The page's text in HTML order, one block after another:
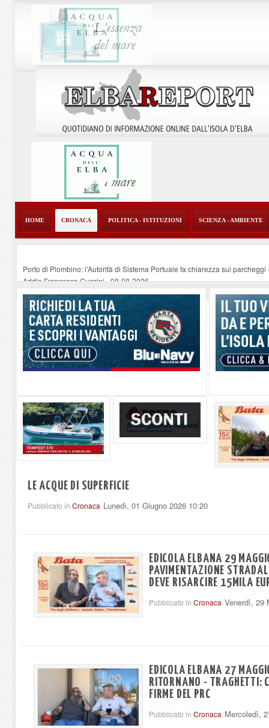
HOME CRONACA POLITICA - ISTITUZIONI SCIENZA - AMBIENTE
Porto di Piombino: l’Autorità di Sistema Portuale fa chiarezza sui parcheggi
Addio Francesco Guccini-08-08-2026
Per Armonie Marciana Marina Festival il concerto American Dream con il
Disservizi nella raccolta rifiuti a Rio Marina, la nota di ESA
08-08-2026
Domenica il Sand Art Show a Portoferraio-08-08-2026
LE ACQUE DI SUPERFICIE
Pubblicato in Cronaca Lunedì, 01 Giugno 2026 10:20
EDICOLA ELBANA 29
PAVIMENTAZIONE
DEVE RISARCIRE 15MILA
Pubblicato in Cronaca Venerdì, 29
EDICOLA ELBANA 27
RITORNANO - TRAGHETTI:
FIRME DEL PRC
Pubblicato in Cronaca Mercoledì,